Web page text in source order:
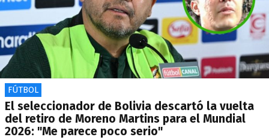
FÚTBOL
El seleccionador de Bolivia descartó la vuelta
del retiro de Moreno Martins para el Mundial
2026: "Me parece poco serio"